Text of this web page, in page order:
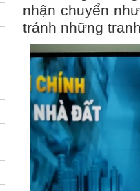
nhận chuyển
tránh những